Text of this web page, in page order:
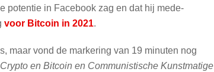
potentie in Facebook zag en dat hij mede-
voor Bitcoin in 2021.
maar vond de markering van 19 minuten nog
en Bitcoin en Communistische Kunstmatige